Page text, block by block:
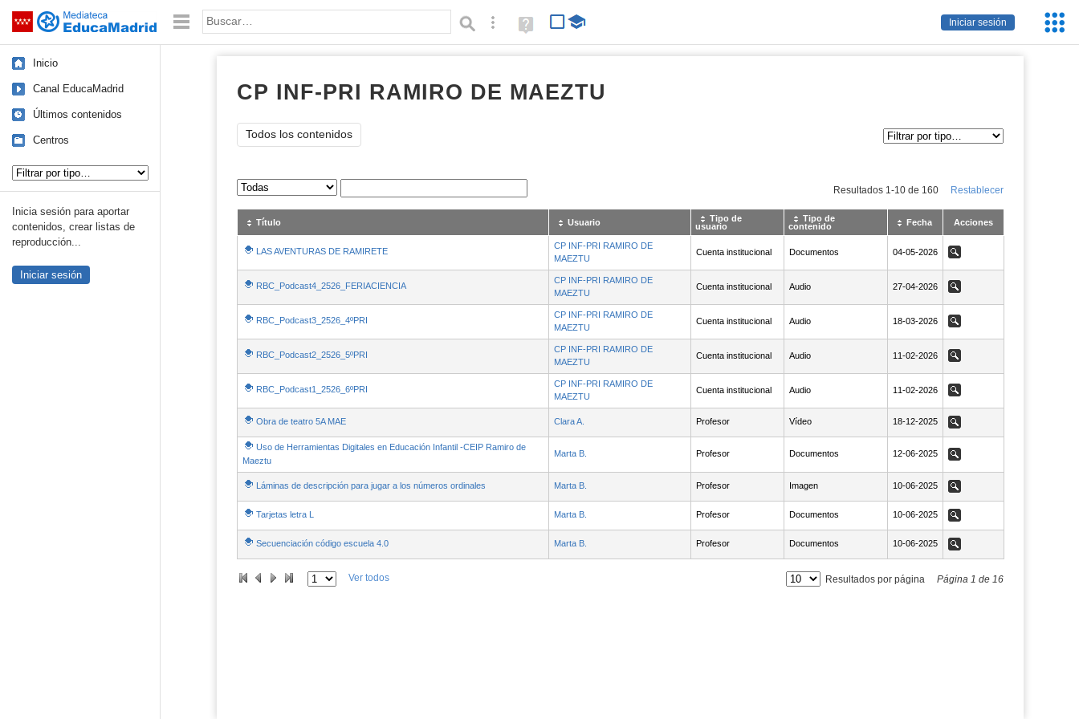
Saltar navegación
Iniciar sesión
Palabra o frase: Búsqueda avanzada
Ayuda
(en
Inicio
Canal EducaMadrid
Últimos contenidos
Centros
Inicia sesión para aportar
contenidos, crear listas de
reproducción...
Iniciar sesión
CP INF-PRI RAMIRO DE MAEZTU
Todos los contenidos
Sus archivos Resultados 1 -10de 160 Restablecer
Título Usuario
Tipo de
usuario
Tipo de
contenido
Fecha Acciones
LAS AVENTURAS DE RAMIRETE
CP INF-PRI RAMIRO DE
MAEZTU
Cuenta institucional Documentos NaN04-05-2026
04-05-2026 Ver
RBC_Podcast4_2526_FERIACIENCIA
CP INF-PRI RAMIRO DE
MAEZTU
Cuenta institucional Audio NaN27-04-2026
27-04-2026 Ver
RBC_Podcast3_2526_4ºPRI
CP INF-PRI RAMIRO DE
MAEZTU
Cuenta institucional Audio NaN18-03-2026
18-03-2026 Ver
RBC_Podcast2_2526_5ºPRI
CP INF-PRI RAMIRO DE
MAEZTU
Cuenta institucional Audio NaN11-02-2026
11-02-2026 Ver
RBC_Podcast1_2526_6ºPRI
CP INF-PRI RAMIRO DE
MAEZTU
Cuenta institucional Audio NaN11-02-2026
11-02-2026 Ver
Obra de teatro 5A MAE Clara A. Profesor Vídeo NaN18-12-2025
18-12-2025 Ver
Uso de Herramientas Digitales en Educación Infantil -CEIP Ramiro de
Maeztu
Marta B. Profesor Documentos NaN12-06-2025
12-06-2025 Ver
Láminas de descripción para jugar a los números ordinales Marta B. Profesor Imagen NaN10-06-2025
10-06-2025 Ver
Tarjetas letra L Marta B. Profesor Documentos NaN10-06-2025
10-06-2025 Ver
Secuenciación código escuela 4.0 Marta B. Profesor Documentos NaN10-06-2025
10-06-2025 Ver
Ver todos Resultados por página Página 1 de 16